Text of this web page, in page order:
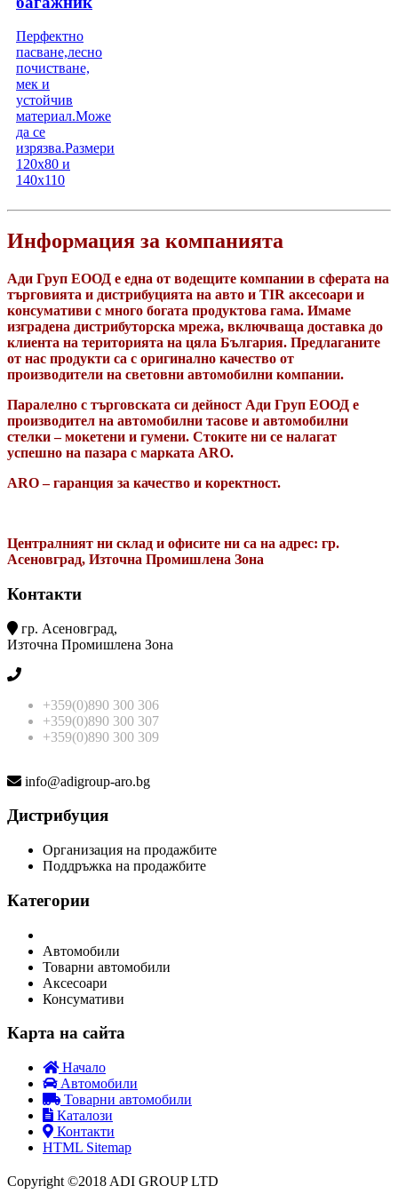
Перфектно
пасване,лесно
почистване,
мек и
устойчив
материал.Може
да се
изрязва.Размери
120х80 и
140х110
Информация за компанията
Ади Груп ЕООД е една от водещите компании в сферата на
търговията и дистрибуцията на авто и TIR аксесоари и
консумативи с много богата продуктова гама. Имаме
изградена дистрибуторска мрежа, включваща доставка до
клиента на територията на цяла България. Предлаганите
от нас продукти са с оригинално качество от
производители на световни автомобилни компании.
Паралелно с търговската си дейност Ади Груп ЕООД е
производител на автомобилни тасове и автомобилни
стелки – мокетени и гумени. Стоките ни се налагат
успешно на пазара с марката ARO.
ARO – гаранция за качество и коректност.
Централният ни склад и офисите ни са на адрес: гр.
Асеновград, Източна Промишлена Зона
Контакти
гр. Асеновград,
Източна Промишлена Зона
+359(0)890 300 306
+359(0)890 300 307
+359(0)890 300 309
info@adigroup-aro.bg
Дистрибуция
Организация на продажбите
Поддръжка на продажбите
Категории
Автомобили
Товарни автомобили
Аксесоари
Консумативи
Карта на сайта
Начало
Автомобили
Товарни автомобили
Каталози
Контакти
HTML Sitemap
Copyright ©2018 ADI GROUP LTD